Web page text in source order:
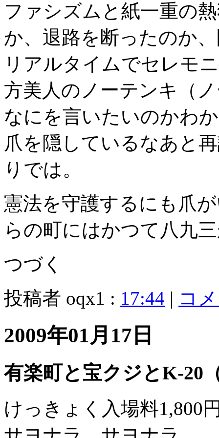
ファシズムと紙一重の
か、退路を断ったのか
リアルタイムでセレモ
方美人のノーテンキ（
なにを言いたいのかわ
爪を隠しているなあと
りでは。
憲法を守護するにも爪
らの町にはかつて八九
つづく
投稿者 oqx1 : 17:44 | コ
2009年01月17日
有楽町と宝クジとK-20
けっきょく入場料1,800